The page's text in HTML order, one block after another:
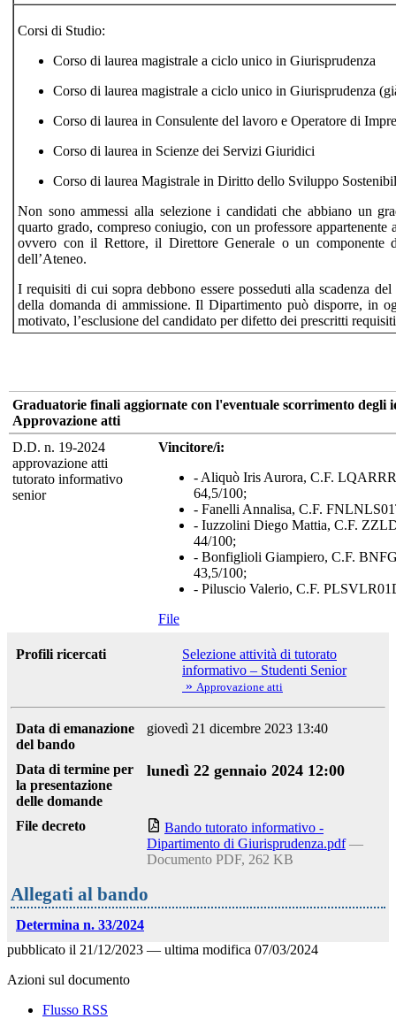
Corsi di Studio:
Corso di laurea magistrale a ciclo unico in Giurisprudenza
Corso di laurea magistrale a ciclo unico in Giurisprudenza
Corso di laurea in Consulente del lavoro e Operatore di
Corso di laurea in Scienze dei Servizi Giuridici
Corso di laurea Magistrale in Diritto dello Sviluppo
Non sono ammessi alla selezione i candidati che abbiano un
quarto grado, compreso coniugio, con un professore
ovvero con il Rettore, il Direttore Generale o un componente
dell’Ateneo.
I requisiti di cui sopra debbono essere posseduti alla scadenza
della domanda di ammissione. Il Dipartimento può disporre, in
motivato, l’esclusione del candidato per difetto dei prescritti
Graduatorie finali aggiornate con l'eventuale scorrimento degli
Approvazione atti
D.D. n. 19-2024
approvazione atti
tutorato informativo
senior
Vincitore/i:
- Aliquò Iris Aurora, C.F.
64,5/100;
- Fanelli Annalisa, C.F.
- Iuzzolini Diego Mattia, C.F.
44/100;
- Bonfiglioli Giampiero, C.F.
43,5/100;
- Piluscio Valerio, C.F.
File
Profili ricercati
Selezione attività di tutorato
informativo – Studenti Senior
» Approvazione atti
Data di emanazione
del bando
giovedì 21 dicembre 2023 13:40
Data di termine per
la presentazione
delle domande
lunedì 22 gennaio 2024 12:00
File decreto
Bando tutorato informativo -
Dipartimento di Giurisprudenza.pdf —
Documento PDF, 262 KB
Allegati al bando
Determina n. 33/2024
pubblicato il 21/12/2023 — ultima modifica 07/03/2024
Azioni sul documento
Flusso RSS